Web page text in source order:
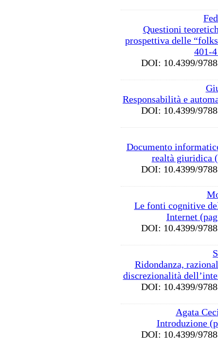
Questioni
prospettiva delle
401-
DOI: 10.4399/
Responsabilità e
DOI: 10.4399/
Documento
realtà giuridica
DOI: 10.4399/
Le fonti cognitive
Internet
DOI: 10.4399/
Ridondanza,
discrezionalità
DOI: 10.4399/
Agata
Introduzione
DOI: 10.4399/